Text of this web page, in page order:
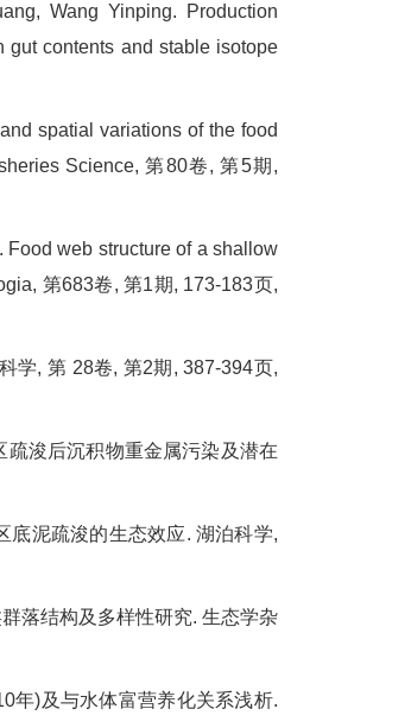
Wang Yinping. Production
gut contents and stable isotope
spatial variations of the food
Science, 第80卷, 第5期,
web structure of a shallow
第683卷, 第1期, 173-183页,
, 第 28卷, 第2期, 387-394页,
浚后沉积物重金属污染及潜在
泥疏浚的生态效应. 湖泊科学,
落结构及多样性研究. 生态学杂
)及与水体富营养化关系浅析.